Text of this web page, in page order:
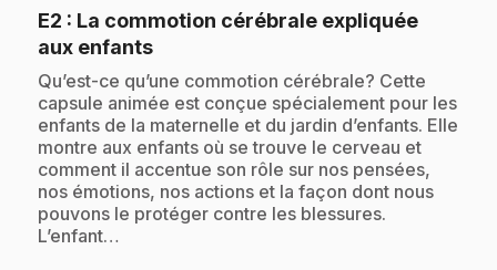
E2 : La commotion cérébrale expliquée
aux enfants.
.Qu’est-ce qu’une commotion cérébrale? Cette
capsule animée est conçue spécialement pour les
enfants de la maternelle et du jardin d’enfants. Elle
montre aux enfants où se trouve le cerveau et
comment il accentue son rôle sur nos pensées,
nos émotions, nos actions et la façon dont nous
pouvons le protéger contre les blessures.
L’enfant…